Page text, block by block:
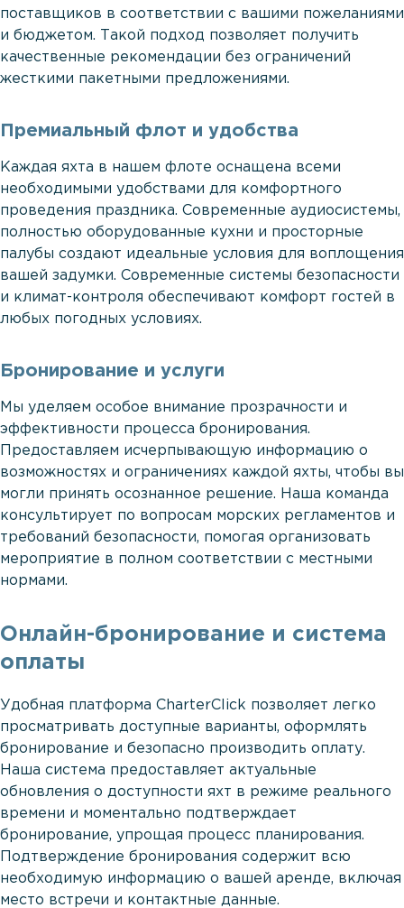
поставщиков в соответствии с вашими пожеланиями
и бюджетом. Такой подход позволяет получить
качественные рекомендации без ограничений
жесткими пакетными предложениями.
Премиальный флот и удобства
Каждая яхта в нашем флоте оснащена всеми
необходимыми удобствами для комфортного
проведения праздника. Современные аудиосистемы,
полностью оборудованные кухни и просторные
палубы создают идеальные условия для воплощения
вашей задумки. Современные системы безопасности
и климат-контроля обеспечивают комфорт гостей в
любых погодных условиях.
Бронирование и услуги
Мы уделяем особое внимание прозрачности и
эффективности процесса бронирования.
Предоставляем исчерпывающую информацию о
возможностях и ограничениях каждой яхты, чтобы вы
могли принять осознанное решение. Наша команда
консультирует по вопросам морских регламентов и
требований безопасности, помогая организовать
мероприятие в полном соответствии с местными
нормами.
Онлайн-бронирование и система
оплаты
Удобная платформа CharterClick позволяет легко
просматривать доступные варианты, оформлять
бронирование и безопасно производить оплату.
Наша система предоставляет актуальные
обновления о доступности яхт в режиме реального
времени и моментально подтверждает
бронирование, упрощая процесс планирования.
Подтверждение бронирования содержит всю
необходимую информацию о вашей аренде, включая
место встречи и контактные данные.